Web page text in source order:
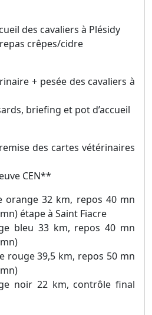
des cavaliers à Plésidy
crêpes/cidre
+ pesée des cavaliers à
briefing et pot d’accueil
des cartes vétérinaires
CEN**
orange 32 km, repos 40 mn
étape à Saint Fiacre
bleu 33 km, repos 40 mn
rouge 39,5 km, repos 50 mn
noir 22 km, contrôle final